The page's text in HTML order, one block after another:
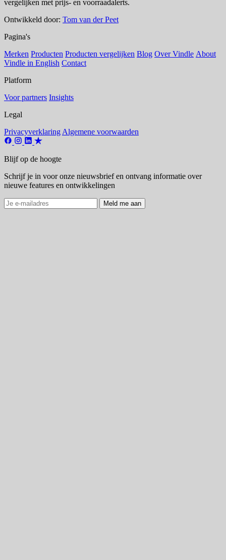
vergelijken met prijs- en voorraadalerts.
Ontwikkeld door: Tom van der Peet
Pagina's
Merken Producten Producten vergelijken Blog Over Vindle About
Vindle in English Contact
Platform
Voor partners Insights
Legal
Privacyverklaring Algemene voorwaarden
Blijf op de hoogte
Schrijf je in voor onze nieuwsbrief en ontvang informatie over
nieuwe features en ontwikkelingen
Meld me aan